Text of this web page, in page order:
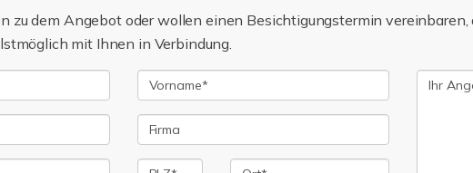
zu dem Angebot oder wollen einen Besichtigungstermin
mit Ihnen in Verbindung.